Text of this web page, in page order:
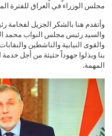
مجلس الوزراء في العراق للفترة
وأتقدم هنا بالشكر الجزيل لفخامة
والسيد رئيس مجلس النواب محمد
والقوى النيابية والناشطين
بنا وبذلوا جهوداً حثيثة من أجل
المهمة.